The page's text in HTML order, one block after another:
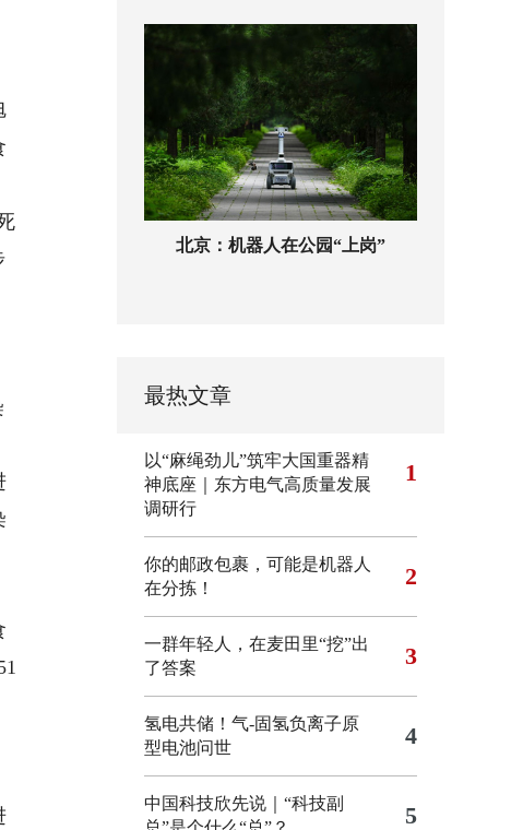
北京：机器人在公园“上岗”
最热文章
以“麻绳劲儿”筑牢大国重器精
神底座｜东方电气高质量发展
调研行
1
你的邮政包裹，可能是机器人
在分拣！
2
一群年轻人，在麦田里“挖”出
了答案
3
氢电共储！气-固氢负离子原
型电池问世
4
中国科技欣先说｜“科技副
5